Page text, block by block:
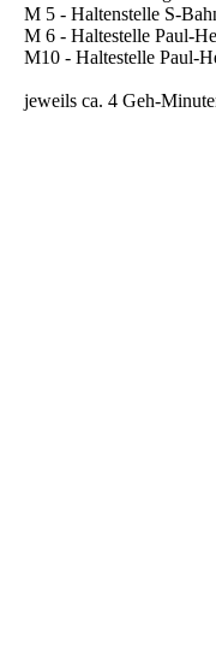
M 5 - Haltenstelle S-
M 6 - Haltestelle Paul-
M10 - Haltestelle Paul-
jeweils ca. 4 Geh-